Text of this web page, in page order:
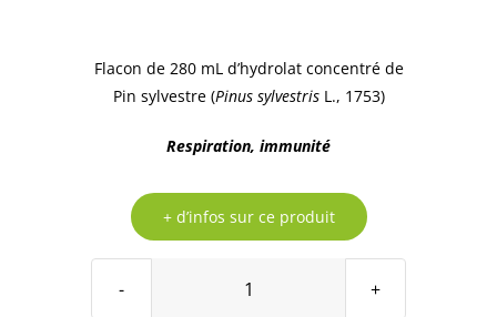
Flacon de 280 mL d’hydrolat concentré de
Pin sylvestre (Pinus sylvestrisL., 1753)
Respiration, immunité
+ d’infos sur ce produit
quantité